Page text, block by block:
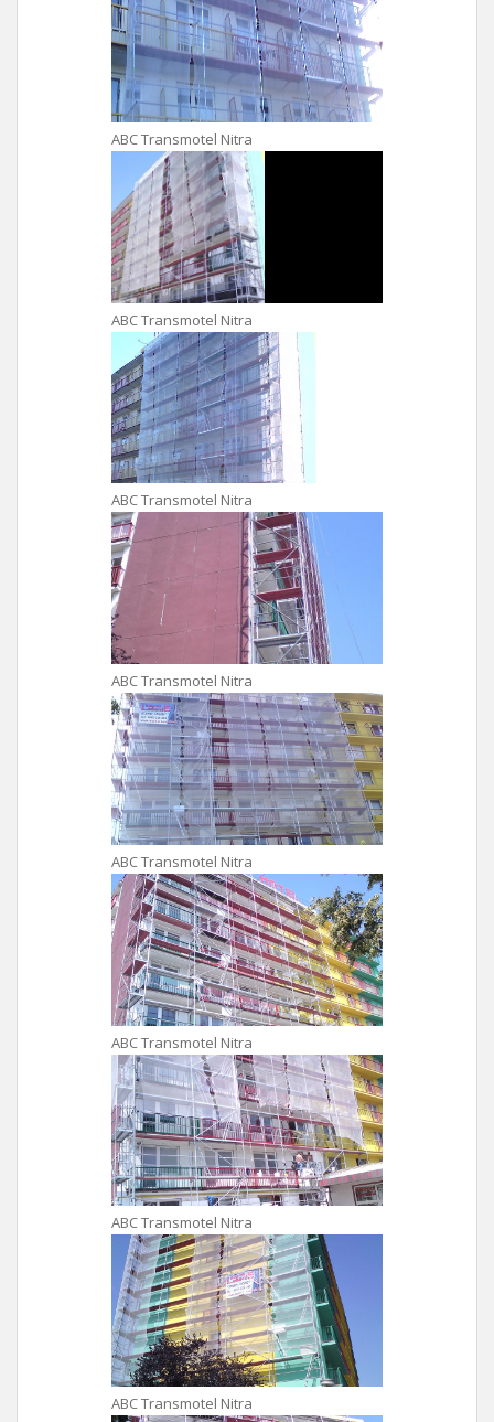
ABC Transmotel Nitra
ABC Transmotel Nitra
ABC Transmotel Nitra
ABC Transmotel Nitra
ABC Transmotel Nitra
ABC Transmotel Nitra
ABC Transmotel Nitra
ABC Transmotel Nitra